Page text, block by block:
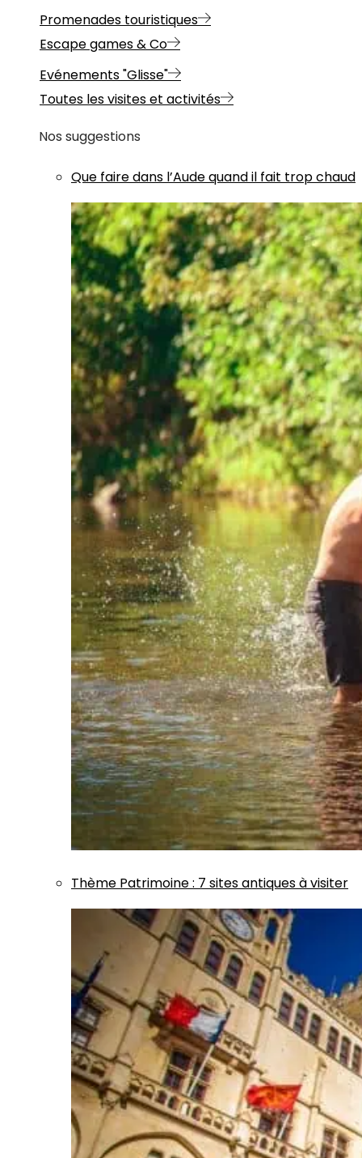
Promenades touristiques
Escape games & Co
Evénements "Glisse"
Toutes les visites et activités
Nos suggestions
Que faire dans l’Aude quand il fait trop chaud
Thème Patrimoine: 7 sites antiques à visiter